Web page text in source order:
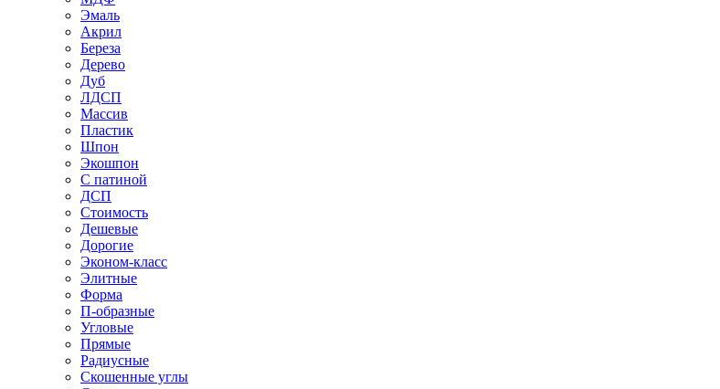
Эмаль
Акрил
Береза
Дерево
Дуб
ЛДСП
Массив
Пластик
Шпон
Экошпон
С патиной
ДСП
Стоимость
Дешевые
Дорогие
Эконом-класс
Элитные
Форма
П-образные
Угловые
Прямые
Радиусные
Скошенные углы